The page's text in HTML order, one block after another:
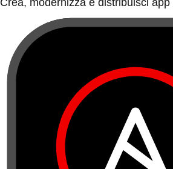
Crea, modernizza e distribuisci